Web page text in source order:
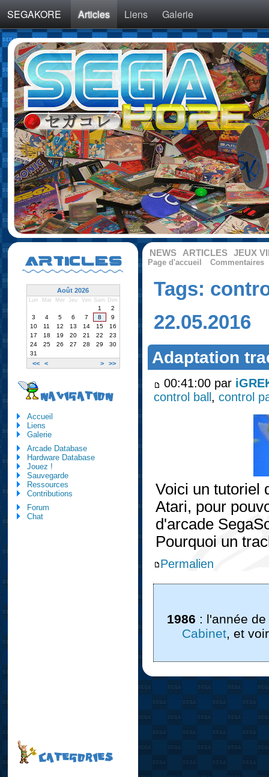
SEGAKORE Articles Liens Galerie
NEWS ARTICLES JEUX
Page d'accueil Commentaires
Tags:
22.05.2016
Adaptation
00:41:00 par
control ball,control
Voici un tutoriel
Atari, pour
d'arcade
Pourquoi un
Permalien
1986 : l'année
Cabinet, et
ARTICLES
Août 2026
Lun Mar Mer Jeu Ven Sam Dim
<< < > >>
1
2
3
4 5 6 7 8
9
10
11 12 13 14 15
16
17
18 19 20 21 22
23
24
25 26 27 28 29
30
31
NAVIGATION
Accueil
Liens
Galerie
Arcade Database
Hardware Database
Jouez !
Sauvegarde
Ressources
Contributions
Forum
Chat
CATEGORIES